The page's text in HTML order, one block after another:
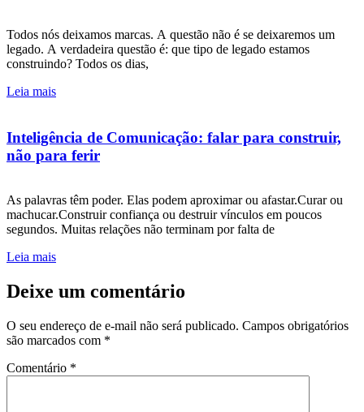
Todos nós deixamos marcas. A questão não é se deixaremos um
legado. A verdadeira questão é: que tipo de legado estamos
construindo? Todos os dias,
Leia mais
Inteligência de Comunicação: falar para construir,
não para ferir
As palavras têm poder. Elas podem aproximar ou afastar.Curar ou
machucar.Construir confiança ou destruir vínculos em poucos
segundos. Muitas relações não terminam por falta de
Leia mais
Deixe um comentário
O seu endereço de e-mail não será publicado. Campos obrigatórios
são marcados com *
Comentário *